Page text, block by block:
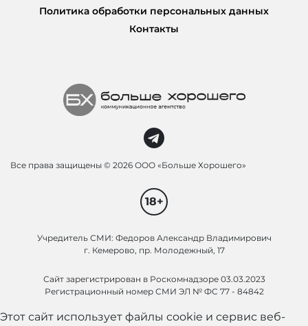
Политика обработки персональных данных
Контакты
Все права защищены © 2026 ООО «Больше Хорошего»
18+
Учредитель СМИ: Федоров Александр Владимирович
г. Кемерово, пр. Молодежный, 17
Сайт зарегистрирован в Роскомнадзоре 03.03.2023
Регистрационный номер СМИ ЭЛ № ФС 77 - 84842
Этот сайт использует файлы cookie и сервис веб-